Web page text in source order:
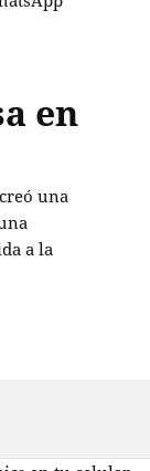
en
una
a la
falsa en